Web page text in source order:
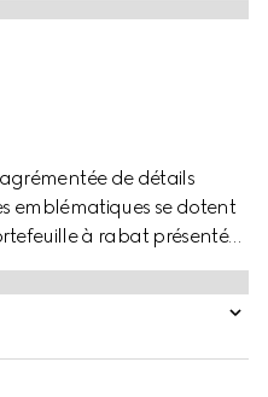
de détails
emblématiques se dotent
à rabat présenté
rehaussé d’un détail